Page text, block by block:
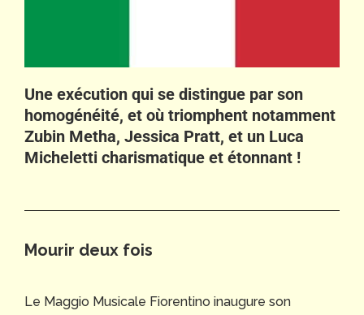
Une exécution qui se distingue par son
homogénéité, et où triomphent notamment
Zubin Metha, Jessica Pratt, et un Luca
Micheletti charismatique et étonnant !
Mourir deux fois
Le Maggio Musicale Fiorentino inaugure son